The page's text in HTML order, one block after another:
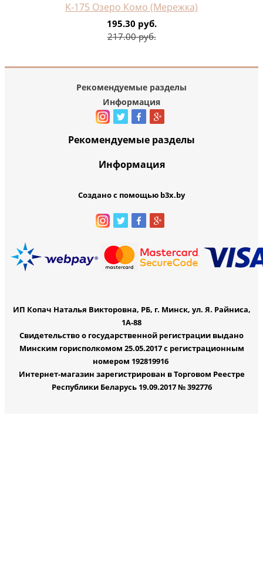
K-175 Озеро Комо (Мережка)
195.30 руб.
217.00 руб.
Рекомендуемые разделы
Информация
Рекомендуемые разделы
Информация
Создано с помощью b3x.by
ИП Копач Наталья Викторовна, РБ, г. Минск, ул. Я. Райниса,
1А-88
Свидетельство о государственной регистрации выдано
Минским горисполкомом 25.05.2017 с регистрационным
номером 192819916
Интернет-магазин зарегистрирован в Торговом Реестре
Республики Беларусь 19.09.2017 № 392776